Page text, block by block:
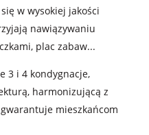
w wysokiej jakości
nawiązywaniu
plac zabaw...
3 i 4 kondygnacje,
harmonizującą z
mieszkańcom